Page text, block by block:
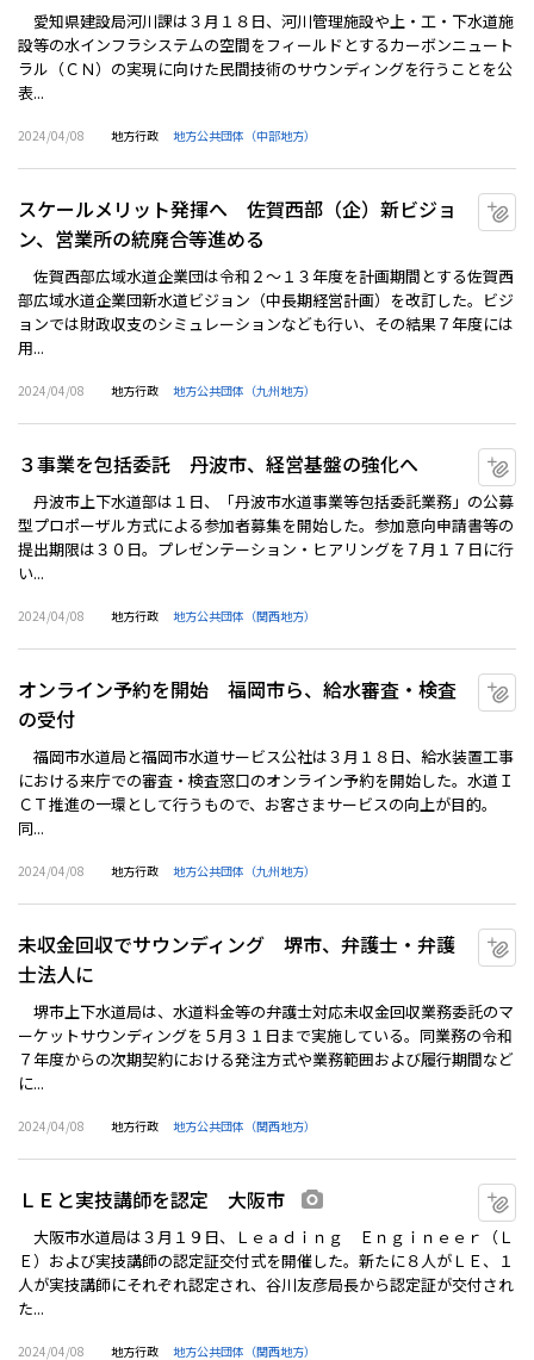
愛知県建設局河川課は３月１８日、河川管理施設や上・工・下水道施
設等の水インフラシステムの空間をフィールドとするカーボンニュート
ラル（ＣＮ）の実現に向けた民間技術のサウンディングを行うことを公
表...
2024/04/08 地方行政 地方公共団体（中部地方）
スケールメリット発揮へ 佐賀西部（企）新ビジョ
ン、営業所の統廃合等進める
佐賀西部広域水道企業団は令和２～１３年度を計画期間とする佐賀西
部広域水道企業団新水道ビジョン（中長期経営計画）を改訂した。ビジ
ョンでは財政収支のシミュレーションなども行い、その結果７年度には
用...
2024/04/08 地方行政 地方公共団体（九州地方）
３事業を包括委託 丹波市、経営基盤の強化へ
丹波市上下水道部は１日、「丹波市水道事業等包括委託業務」の公募
型プロポーザル方式による参加者募集を開始した。参加意向申請書等の
提出期限は３０日。プレゼンテーション・ヒアリングを７月１７日に行
い...
2024/04/08 地方行政 地方公共団体（関西地方）
オンライン予約を開始 福岡市ら、給水審査・検査
の受付
福岡市水道局と福岡市水道サービス公社は３月１８日、給水装置工事
における来庁での審査・検査窓口のオンライン予約を開始した。水道Ｉ
ＣＴ推進の一環として行うもので、お客さまサービスの向上が目的。
同...
2024/04/08 地方行政 地方公共団体（九州地方）
未収金回収でサウンディング 堺市、弁護士・弁護
士法人に
堺市上下水道局は、水道料金等の弁護士対応未収金回収業務委託のマ
ーケットサウンディングを５月３１日まで実施している。同業務の令和
７年度からの次期契約における発注方式や業務範囲および履行期間など
に...
2024/04/08 地方行政 地方公共団体（関西地方）
ＬＥと実技講師を認定 大阪市
大阪市水道局は３月１９日、Ｌｅａｄｉｎｇ Ｅｎｇｉｎｅｅｒ（Ｌ
Ｅ）および実技講師の認定証交付式を開催した。新たに８人がＬＥ、１
人が実技講師にそれぞれ認定され、谷川友彦局長から認定証が交付され
た...
2024/04/08 地方行政 地方公共団体（関西地方）